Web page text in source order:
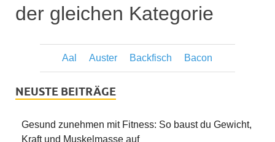
der gleichen Kategorie
Aal Auster Backfisch Bacon
NEUSTE BEITRÄGE
Gesund zunehmen mit Fitness: So baust du Gewicht,
Kraft und Muskelmasse auf